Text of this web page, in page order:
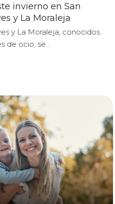
invierno en San
y La Moraleja
y La Moraleja, conocidos
de ocio, se...